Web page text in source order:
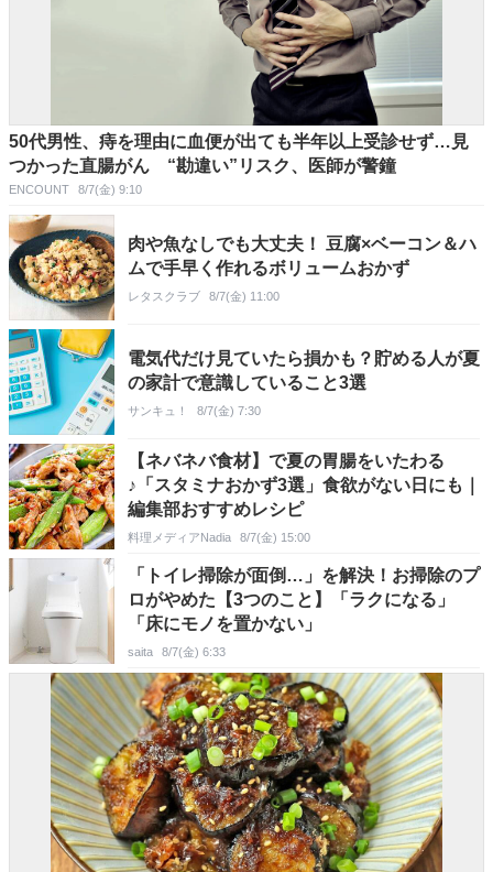
50代男性、痔を理由に血便が出ても半年以上受診せず…見
つかった直腸がん “勘違い”リスク、医師が警鐘
ENCOUNT 8/7(金) 9:10
肉や魚なしでも大丈夫！ 豆腐×ベーコン＆ハ
ムで手早く作れるボリュームおかず
レタスクラブ 8/7(金) 11:00
電気代だけ見ていたら損かも？貯める人が夏
の家計で意識していること3選
サンキュ！ 8/7(金) 7:30
【ネバネバ食材】で夏の胃腸をいたわる
♪「スタミナおかず3選」食欲がない日にも｜
編集部おすすめレシピ
料理メディアNadia 8/7(金) 15:00
「トイレ掃除が面倒…」を解決！お掃除のプ
ロがやめた【3つのこと】「ラクになる」
「床にモノを置かない」
saita 8/7(金) 6:33